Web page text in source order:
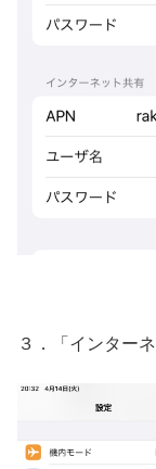
３．「インター